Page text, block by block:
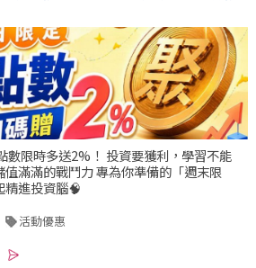
數限時多送2%！ 投資要獲利，學習不能
滿滿的戰鬥力 專為你準備的「週末限
精進投資腦🧠
活動優惠